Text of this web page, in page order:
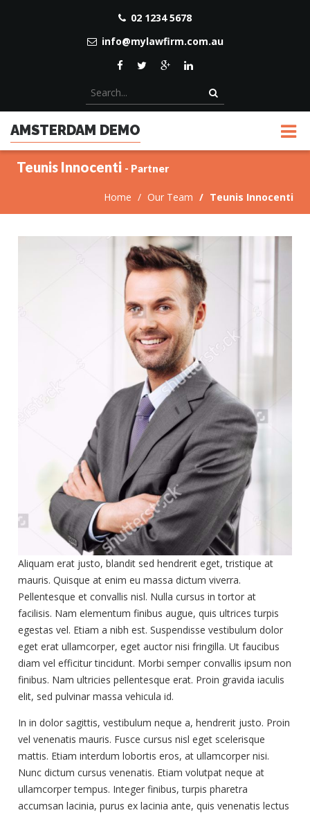
02 1234 5678
info@mylawfirm.com.au
AMSTERDAM DEMO
Teunis Innocenti - Partner
Home Our Team Teunis Innocenti
Aliquam erat justo, blandit sed hendrerit eget, tristique at
mauris. Quisque at enim eu massa dictum viverra.
Pellentesque et convallis nisl. Nulla cursus in tortor at
facilisis. Nam elementum finibus augue, quis ultrices turpis
egestas vel. Etiam a nibh est. Suspendisse vestibulum dolor
eget erat ullamcorper, eget auctor nisi fringilla. Ut faucibus
diam vel efficitur tincidunt. Morbi semper convallis ipsum non
finibus. Nam ultricies pellentesque erat. Proin gravida iaculis
elit, sed pulvinar massa vehicula id.
In in dolor sagittis, vestibulum neque a, hendrerit justo. Proin
vel venenatis mauris. Fusce cursus nisl eget scelerisque
mattis. Etiam interdum lobortis eros, at ullamcorper nisi.
Nunc dictum cursus venenatis. Etiam volutpat neque at
ullamcorper tempus. Integer finibus, turpis pharetra
accumsan lacinia, purus ex lacinia ante, quis venenatis lectus